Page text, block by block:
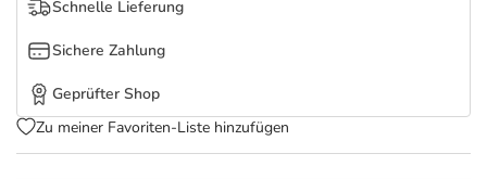
Schnelle Lieferung
Sichere Zahlung
Geprüfter Shop
Zu meiner Favoriten-Liste hinzufügen